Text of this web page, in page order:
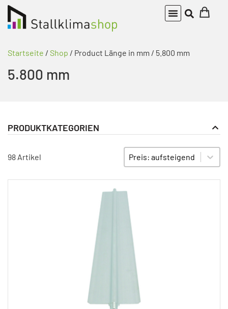
Startseite / Shop / Product Länge in mm / 5.800 mm
5.800 mm
PRODUKTKATEGORIEN
98 Artikel
SORTIEREN
Sort content